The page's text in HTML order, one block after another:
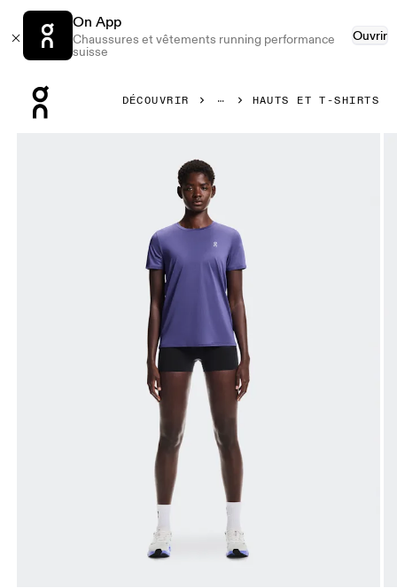
On App
Chaussures et vêtements running performance
suisse
Ouvrir
DÉCOUVRIR HAUTS ET T-SHIRTS